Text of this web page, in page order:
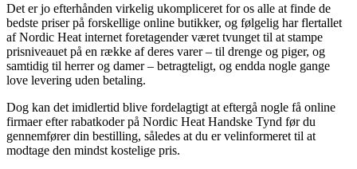
Det er jo efterhånden virkelig ukompliceret for os alle at finde de
bedste priser på forskellige online butikker, og følgelig har flertallet
af Nordic Heat internet foretagender været tvunget til at stampe
prisniveauet på en række af deres varer – til drenge og piger, og
samtidig til herrer og damer – betragteligt, og endda nogle gange
love levering uden betaling.
Dog kan det imidlertid blive fordelagtigt at eftergå nogle få online
firmaer efter rabatkoder på Nordic Heat Handske Tynd før du
gennemfører din bestilling, således at du er velinformeret til at
modtage den mindst kostelige pris.